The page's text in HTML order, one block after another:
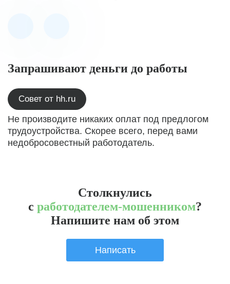
Запрашивают деньги до работы
Совет от hh.ru
Не производите никаких оплат под предлогом
трудоустройства. Скорее всего, перед вами
недобросовестный работодатель.
Столкнулись
с работодателем-мошенником?
Напишите нам об этом
Написать